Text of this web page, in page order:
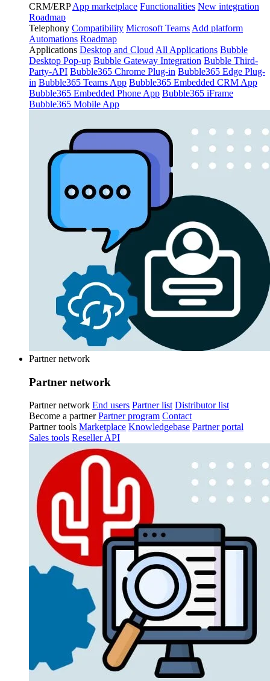
CRM/ERP App marketplace Functionalities New integration
Roadmap
Telephony Compatibility Microsoft Teams Add platform
Automations Roadmap
Applications Desktop and Cloud All Applications Bubble
Desktop Pop-up Bubble Gateway Integration Bubble Third-
Party-API Bubble365 Chrome Plug-in Bubble365 Edge Plug-
in Bubble365 Teams App Bubble365 Embedded CRM App
Bubble365 Embedded Phone App Bubble365 iFrame
Bubble365 Mobile App
Partner network
Partner network
Partner network End users Partner list Distributor list
Become a partner Partner program Contact
Partner tools Marketplace Knowledgebase Partner portal
Sales tools Reseller API